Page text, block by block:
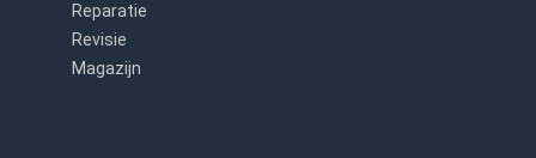
Reparatie
Revisie
Magazijn